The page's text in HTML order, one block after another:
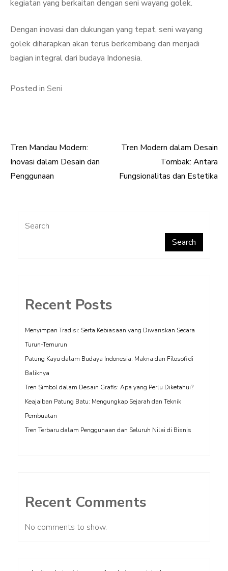
kegiatan yang berkaitan dengan seni wayang golek.
Dengan inovasi dan dukungan yang tepat, seni wayang
golek diharapkan akan terus berkembang dan menjadi
bagian integral dari budaya Indonesia.
Posted in Seni
Post
navigation
Tren Mandau Modern:
Inovasi dalam Desain dan
Penggunaan
Tren Modern dalam Desain
Tombak: Antara
Fungsionalitas dan Estetika
Search
Search
Recent Posts
Menyimpan Tradisi: Serta Kebiasaan yang Diwariskan Secara
Turun-Temurun
Patung Kayu dalam Budaya Indonesia: Makna dan Filosofi di
Baliknya
Tren Simbol dalam Desain Grafis: Apa yang Perlu Diketahui?
Keajaiban Patung Batu: Mengungkap Sejarah dan Teknik
Pembuatan
Tren Terbaru dalam Penggunaan dan Seluruh Nilai di Bisnis
Recent Comments
No comments to show.